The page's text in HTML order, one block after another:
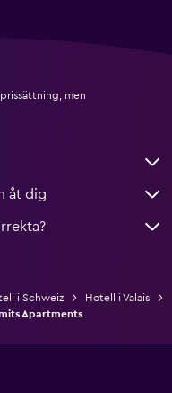
men
åt dig
i Schweiz
Hotell i Valais
Apartments